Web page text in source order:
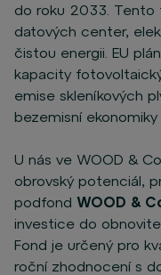
do roku 2033. Tento
datových center,
čistou energii. EU
kapacity
emise skleníkových
bezemisní
U nás ve WOOD &
obrovský potenciál,
podfond WOOD &
investice do
Fond je určený pro
roční zhodnocení s